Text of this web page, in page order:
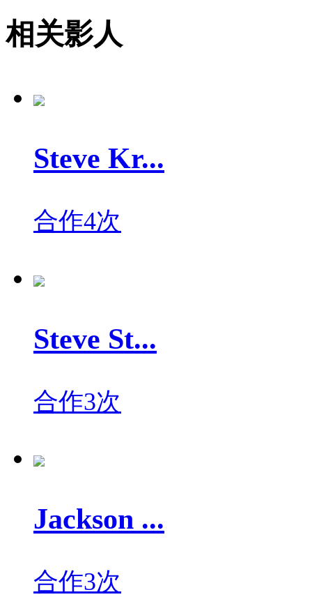
相关影人
Steve Kr...
合作4次
Steve St...
合作3次
Jackson ...
合作3次